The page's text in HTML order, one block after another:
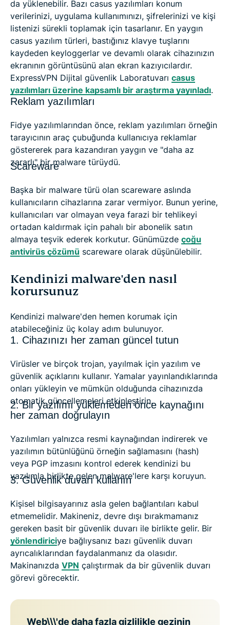
da yüklenebilir. Bazı casus yazılımları konum
verilerinizi, uygulama kullanımınızı, şifrelerinizi ve kişi
listenizi sürekli toplamak için tasarlanır. En yaygın
casus yazılım türleri, bastığınız klavye tuşlarını
kaydeden keyloggerlar ve devamlı olarak cihazınızın
ekranının görüntüsünü alan ekran kazıyıcılardır.
ExpressVPN Dijital güvenlik Laboratuvarı casus
yazılımları üzerine kapsamlı bir araştırma yayınladı.
Reklam yazılımları
Fidye yazılımlarından önce, reklam yazılımları örneğin
tarayıcının araç çubuğunda kullanıcıya reklamlar
göstererek para kazandıran yaygın ve "daha az
zararlı" bir malware türüydü.
Scareware
Başka bir malware türü olan scareware aslında
kullanıcıların cihazlarına zarar vermiyor. Bunun yerine,
kullanıcıları var olmayan veya farazi bir tehlikeyi
ortadan kaldırmak için pahalı bir abonelik satın
almaya teşvik ederek korkutur. Günümüzde çoğu
antivirüs çözümü scareware olarak düşünülebilir.
Kendinizi malware'den nasıl
korursunuz
Kendinizi malware'den hemen korumak için
atabileceğiniz üç kolay adım bulunuyor.
1. Cihazınızı her zaman güncel tutun
Virüsler ve birçok trojan, yayılmak için yazılım ve
güvenlik açıklarını kullanır. Yamalar yayınlandıklarında
onları yükleyin ve mümkün olduğunda cihazınızda
otomatik güncellemeleri etkinleştirin.
2. Bir yazılımı yüklemeden önce kaynağını
her zaman doğrulayın
Yazılımları yalnızca resmi kaynağından indirerek ve
yazılımın bütünlüğünü örneğin sağlamasını (hash)
veya PGP imzasını kontrol ederek kendinizi bu
yazılımla birlikte gelen malware'lere karşı koruyun.
3. Güvenlik duvarı kullanın
Kişisel bilgisayarınız asla gelen bağlantıları kabul
etmemelidir. Makineniz, devre dışı bırakmamanız
gereken basit bir güvenlik duvarı ile birlikte gelir. Bir
yönlendiriciye bağlıysanız bazı güvenlik duvarı
ayrıcalıklarından faydalanmanız da olasıdır.
Makinanızda VPN çalıştırmak da bir güvenlik duvarı
görevi görecektir.
Web\\\'de daha fazla gizlilikle gezinin